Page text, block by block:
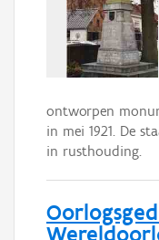
ontworpen
in mei 1921. De
in rusthouding.